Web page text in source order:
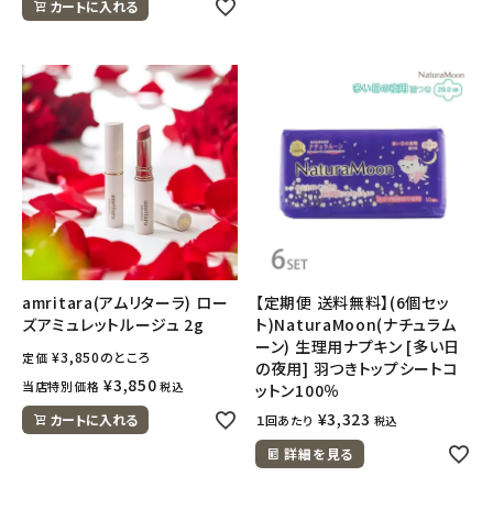
カートに入れる
amritara(アムリターラ) ロー
ズアミュレットルージュ 2g
定価 ¥3,850のところ
当店特別価格 ¥3,850 税込
カートに入れる
【定期便 送料無料】(6個セッ
ト)NaturaMoon(ナチュラム
ーン) 生理用ナプキン [多い日
の夜用] 羽つきトップシートコ
ットン100％
１回あたり ¥3,323 税込
詳細を見る